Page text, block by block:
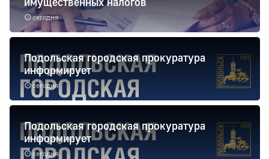
сегодня
сегодня
Подольская городская прокуратура
информирует
сегодня
Подольская городская прокуратура
информирует